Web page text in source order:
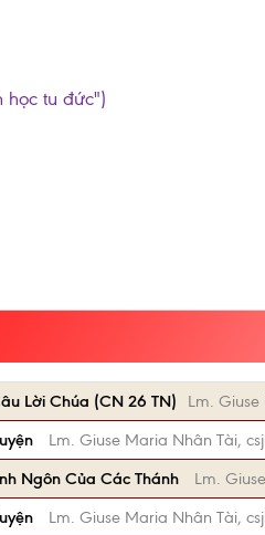
học tu đức")
Lời Chúa (CN 26 TN)
Lm.
Lm. Giuse Maria Nhân Tài,
Ngôn Của Các Thánh
Lm.
Lm. Giuse Maria Nhân Tài,